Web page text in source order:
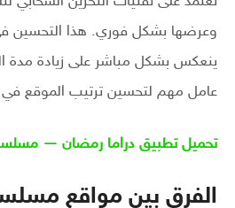
وعرضها بشكل فوري. هذا التحسين
ينعكس بشكل مباشر على زيادة مدة
عامل مهم لتحسين ترتيب الموقع في
تحميل تطبيق دراما رمضان —
الفرق بين مواقع